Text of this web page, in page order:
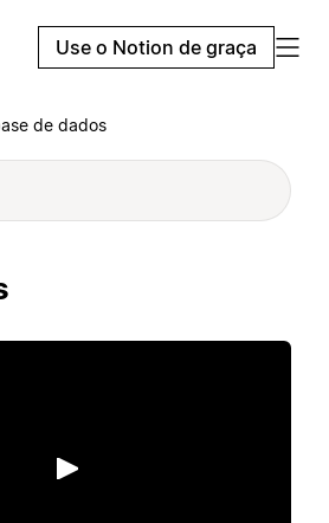
Use o Notion de graça
de dados
Reproduzir